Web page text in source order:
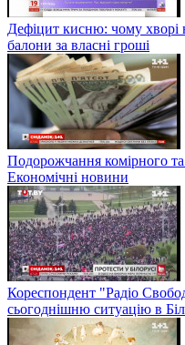
Дефіцит кисню: чому хворі
балони за власні гроші
Подорожчання комірного
Економічні новини
Кореспондент "Радіо
сьогоднішню ситуацію в